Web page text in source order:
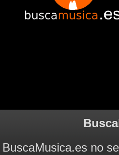
BuscaMusica.es no